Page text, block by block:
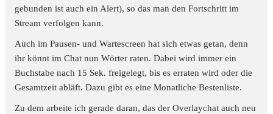
gebunden ist auch ein Alert), so das man den Fortschritt im
Stream verfolgen kann.
Auch im Pausen- und Wartescreen hat sich etwas getan, denn
ihr könnt im Chat nun Wörter raten. Dabei wird immer ein
Buchstabe nach 15 Sek. freigelegt, bis es erraten wird oder die
Gesamtzeit abläft. Dazu gibt es eine Monatliche Bestenliste.
Zu dem arbeite ich gerade daran, das der Overlaychat auch neu